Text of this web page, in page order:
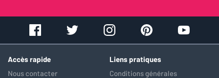
Accès rapide
Nous contacter
Liens pratiques
Conditions générales